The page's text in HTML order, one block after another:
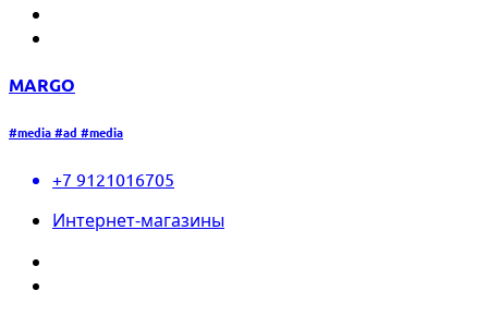
MARGO
#media #ad #media
+7 9121016705
Интернет-магазины